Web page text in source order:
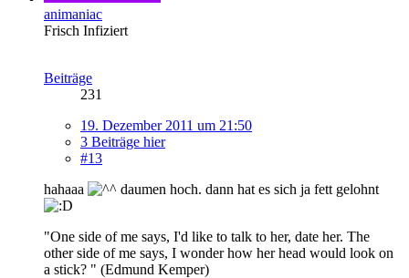
animaniac
Frisch Infiziert
Beiträge
231
19. Dezember 2011 um 21:50
3 Beiträge hier
#13
hahaaa
daumen hoch. dann hat es sich ja fett gelohnt
"One side of me says, I'd like to talk to her, date her. The
other side of me says, I wonder how her head would look on
a stick? " (Edmund Kemper)